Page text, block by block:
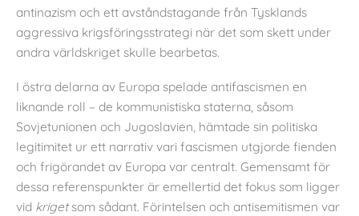
antinazism och ett avståndstagande från Tysklands
aggressiva krigsföringsstrategi när det som skett under
andra världskriget skulle bearbetas.
I östra delarna av Europa spelade antifascismen en
liknande roll – de kommunistiska staterna, såsom
Sovjetunionen och Jugoslavien, hämtade sin politiska
legitimitet ur ett narrativ vari fascismen utgjorde fienden
och frigörandet av Europa var centralt. Gemensamt för
dessa referenspunkter är emellertid det fokus som ligger
vid krigetsom sådant. Förintelsen och antisemitismen var